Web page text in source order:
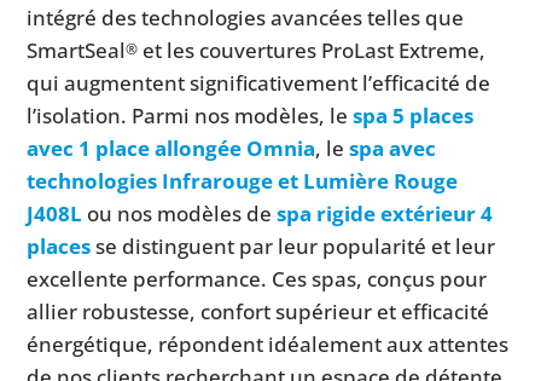
intégré des technologies avancées telles que
SmartSeal® et les couvertures ProLast Extreme,
qui augmentent significativement l’efficacité de
l’isolation. Parmi nos modèles, lespa 5 places
avec 1 place allongée Omnia, lespa avec
technologies Infrarouge et Lumière Rouge
J408L ou nos modèles despa rigide extérieur 4
placesse distinguent par leur popularité et leur
excellente performance. Ces spas, conçus pour
allier robustesse, confort supérieur et efficacité
énergétique, répondent idéalement aux attentes